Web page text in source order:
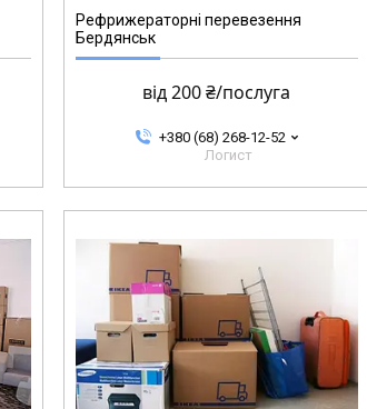
Рефрижераторні перевезення
Бердянськ
від 200 ₴/послуга
+380 (68) 268-12-52
Логист